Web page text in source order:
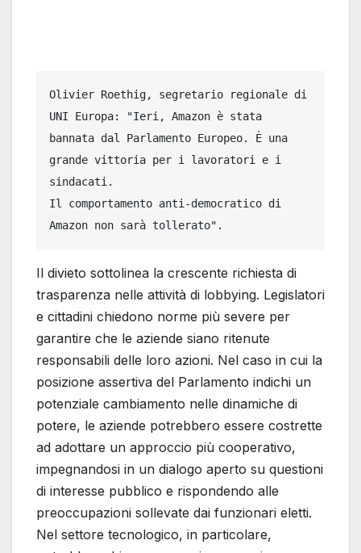
Olivier Roethig, segretario regionale di
UNI Europa: "Ieri, Amazon è stata
bannata dal Parlamento Europeo. È una
grande vittoria per i lavoratori e i
sindacati.
Il comportamento anti-democratico di
Amazon non sarà tollerato".
Il divieto sottolinea la crescente richiesta di
trasparenza nelle attività di lobbying. Legislatori
e cittadini chiedono norme più severe per
garantire che le aziende siano ritenute
responsabili delle loro azioni. Nel caso in cui la
posizione assertiva del Parlamento indichi un
potenziale cambiamento nelle dinamiche di
potere, le aziende potrebbero essere costrette
ad adottare un approccio più cooperativo,
impegnandosi in un dialogo aperto su questioni
di interesse pubblico e rispondendo alle
preoccupazioni sollevate dai funzionari eletti.
Nel settore tecnologico, in particolare,